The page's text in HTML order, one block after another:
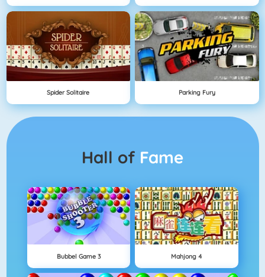
Spider Solitaire Parking Fury
Hall of Fame
Bubbel Game 3 Mahjong 4